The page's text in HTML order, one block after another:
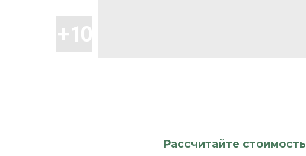
Рассчитайте стоимость